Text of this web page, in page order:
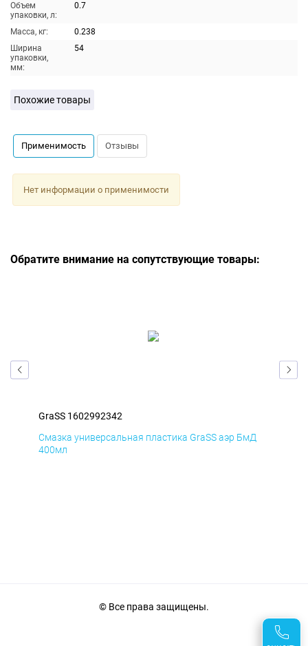
Объем
упаковки, л:
0.7
Масса, кг:
0.238
Ширина
упаковки,
мм:
54
Похожие товары
Применимость Отзывы
Нет информации о применимости
Обратите внимание на сопутствующие товары:
GraSS 1602992342
Смазка универсальная пластика GraSS аэр БмД
400мл
© Все права защищены.